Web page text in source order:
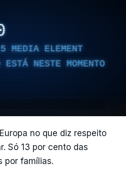
MEDIA ELEMENT
ESTÁ NESTE MOMENTO
no que diz respeito
Só 13 por cento das
por famílias.